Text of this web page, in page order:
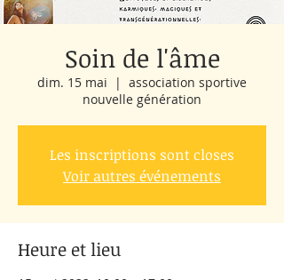
Soin de l'âme
dim. 15 mai
  |
association sportive
nouvelle génération
Les inscriptions sont closes
Voir autres événements
Heure et lieu